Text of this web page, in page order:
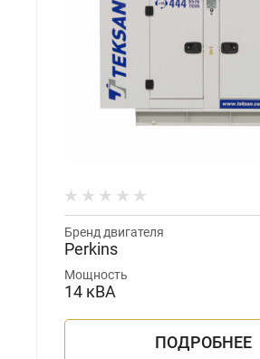
Бренд двигателя
Perkins
Мощность
14 кВА
ПОДРОБНЕЕ